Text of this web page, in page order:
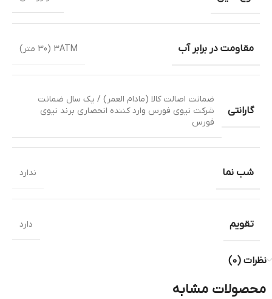
مقاومت در برابر آب 3ATM (30 متر)
گارانتی
ضمانت اصالت کالا (مادام العمر) / یک سال ضمانت
شرکت نیوی فورس وارد کننده انحصاری برند نیوی
فورس
شب نما ندارد
تقویم دارد
نظرات (0)
محصولات مشابه